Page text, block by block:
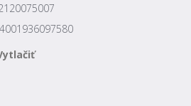
4001936097580